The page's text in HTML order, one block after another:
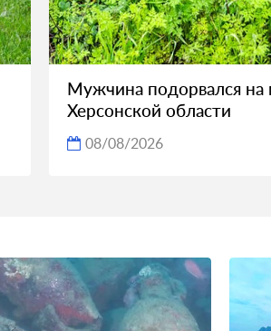
Мужчина подорвался на
Херсонской области
08/08/2026